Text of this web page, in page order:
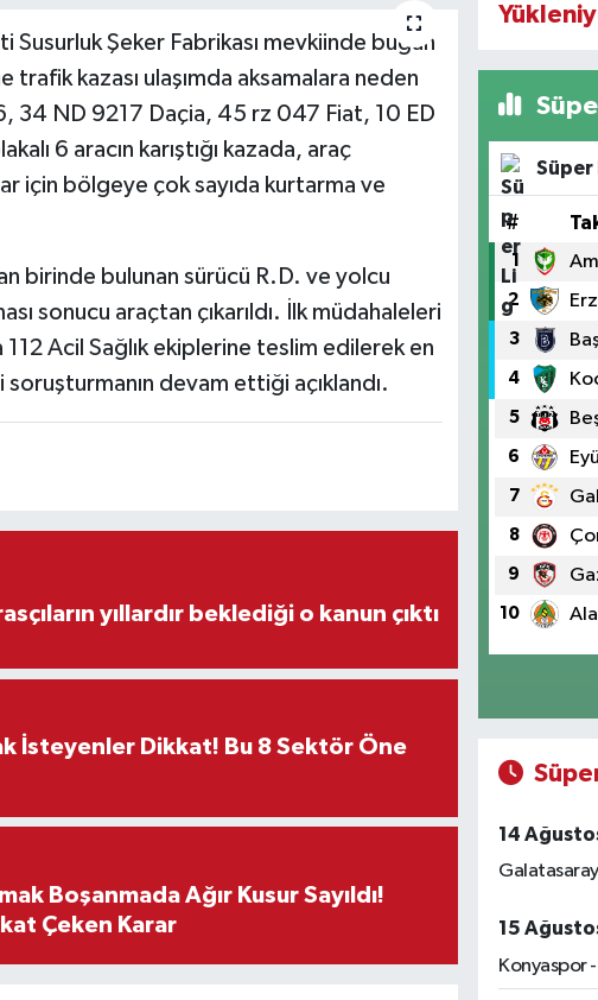
Susurluk Şeker Fabrikası mevkiinde bugün
kazası ulaşımda aksamalara neden
34 ND 9217 Daçia, 45 rz 047 Fiat, 10 ED
6 aracın karıştığı kazada, araç
için bölgeye çok sayıda kurtarma ve
birinde bulunan sürücü R.D. ve yolcu
sonucu araçtan çıkarıldı. İlk müdahaleleri
Acil Sağlık ekiplerine teslim edilerek en
devam ettiği açıklandı.
DAKİKA! Mirasçıların yıllardır beklediği o kanun çıktı
İsteyenler Dikkat! Bu 8 Sektör Öne
Boşanmada Ağır Kusur Sayıldı!
Çeken Karar
Süper
#
1
2
3
4
5
6
7
8
9
10
14
15
Konyaspor